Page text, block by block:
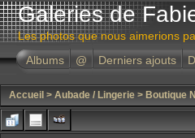
Galeries de
Les photos que nous aimerions
Albums
@ Derniers ajouts
Accueil > Aubade / Lingerie > Boutique